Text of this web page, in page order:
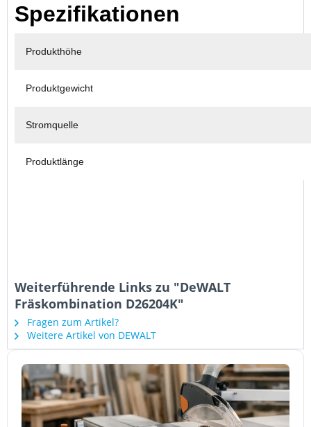
Spezifikationen
Produkthöhe
Produktgewicht
Stromquelle
Produktlänge
Weiterführende Links zu "DeWALT
Fräskombination D26204K"
Fragen zum Artikel?
Weitere Artikel von DEWALT